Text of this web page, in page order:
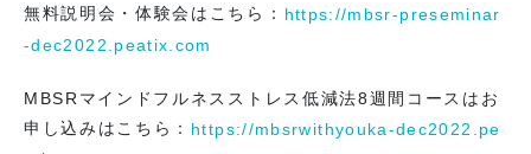
無料説明会・体験会はこちら： https://mbsr-preseminar
-dec2022.peatix.com
MBSRマインドフルネスストレス低減法8週間コースはお
申し込みはこちら： https://mbsrwithyouka-dec2022.pe